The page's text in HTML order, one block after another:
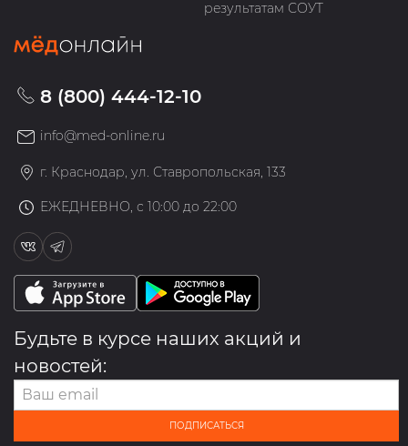
результатам СОУТ
8 (800) 444-12-10
info@med-online.ru
г. Краснодар, ул. Ставропольская, 133
ЕЖЕДНЕВНО, с 10:00 до 22:00
Будьте в курсе наших акций и
новостей:
ПОДПИСАТЬСЯ